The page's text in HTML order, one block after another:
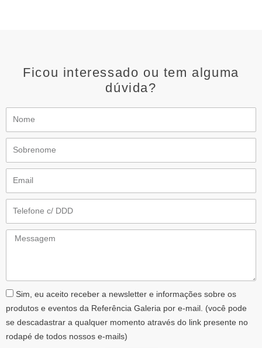
Ficou interessado ou tem alguma
dúvida?
Nome
Sobrenome
Email
Telefone
Messagem
AceiteLGPD
Sim, eu aceito receber a newsletter e informações sobre os
produtos e eventos da Referência Galeria por e-mail. (você pode
se descadastrar a qualquer momento através do link presente no
rodapé de todos nossos e-mails)